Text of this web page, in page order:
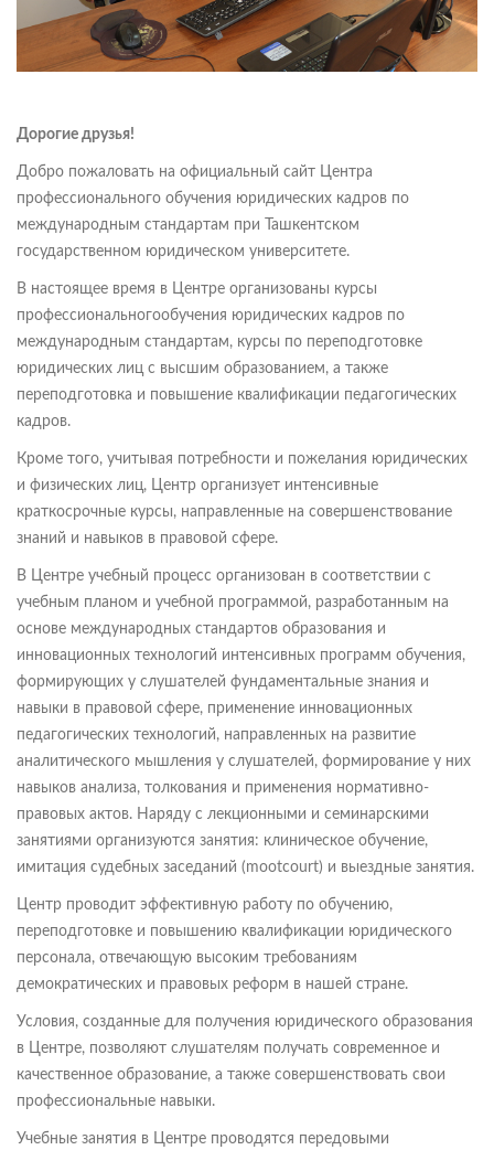
Дорогие друзья!
Добро пожаловать на официальный сайт Центра
профессионального обучения юридических кадров по
международным стандартам при Ташкентском
государственном юридическом университете.
В настоящее время в Центре организованы курсы
профессиональногообучения юридических кадров по
международным стандартам, курсы по переподготовке
юридических лиц с высшим образованием, а также
переподготовка и повышение квалификации педагогических
кадров.
Кроме того, учитывая потребности и пожелания юридических
и физических лиц, Центр организует интенсивные
краткосрочные курсы, направленные на совершенствование
знаний и навыков в правовой сфере.
В Центре учебный процесс организован в соответствии с
учебным планом и учебной программой, разработанным на
основе международных стандартов образования и
инновационных технологий интенсивных программ обучения,
формирующих у слушателей фундаментальные знания и
навыки в правовой сфере, применение инновационных
педагогических технологий, направленных на развитие
аналитического мышления у слушателей, формирование у них
навыков анализа, толкования и применения нормативно-
правовых актов. Наряду с лекционными и семинарскими
занятиями организуются занятия: клиническое обучение,
имитация судебных заседаний (mootcourt) и выездные занятия.
Центр проводит эффективную работу по обучению,
переподготовке и повышению квалификации юридического
персонала, отвечающую высоким требованиям
демократических и правовых реформ в нашей стране.
Условия, созданные для получения юридического образования
в Центре, позволяют слушателям получать современное и
качественное образование, а также совершенствовать свои
профессиональные навыки.
Учебные занятия в Центре проводятся передовыми